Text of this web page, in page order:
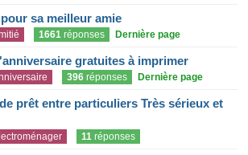
sa meilleur amie
1661 réponses Dernière page
gratuites à imprimer
396 réponses Dernière page
prêt entre particuliers Très sérieux et
11 réponses